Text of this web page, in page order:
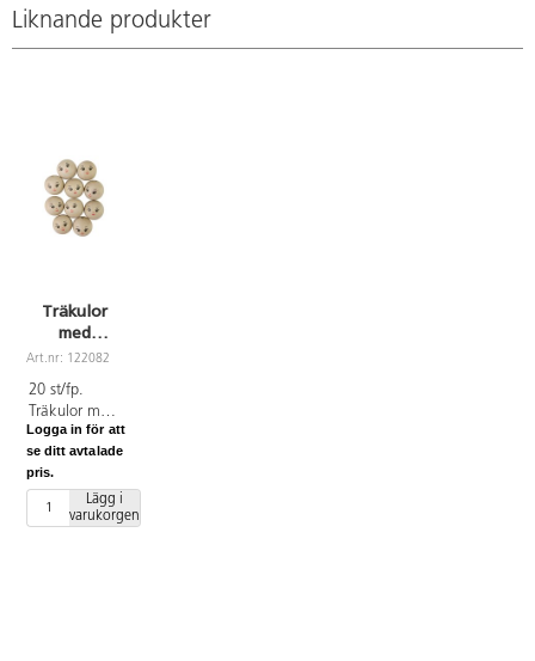
Liknande produkter
Träkulor
med
ansikten 30
Art.nr: 122082
20 st/fp.
Träkulor med
färdigmålade
ansikten. ø 3
cm. Av
obehandlat
Logga in för att
se ditt avtalade
pris.
Lägg i
varukorgen